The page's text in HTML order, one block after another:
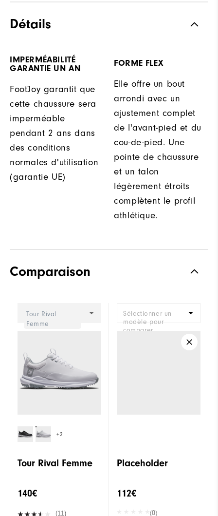
Détails
IMPERMÉABILITÉ
GARANTIE UN AN
FootJoy garantit que
cette chaussure sera
imperméable
pendant 2 ans dans
des conditions
normales d'utilisation
(garantie UE)
FORME FLEX
Elle offre un bout
arrondi avec un
ajustement complet
de l'avant-pied et du
cou-de-pied. Une
pointe de chaussure
et un talon
légèrement étroits
complètent le profil
athlétique.
Comparaison
Tour Rival
Femme
+2
Tour Rival Femme
140€
(11)
Sélectionner un
modèle pour
comparer.
Placeholder
112€
(0)